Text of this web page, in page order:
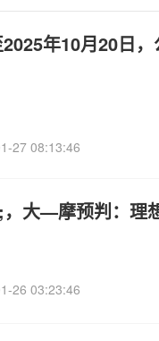
年10月20日
27 08:13:46
，大—摩预判：理
26 03:23:46